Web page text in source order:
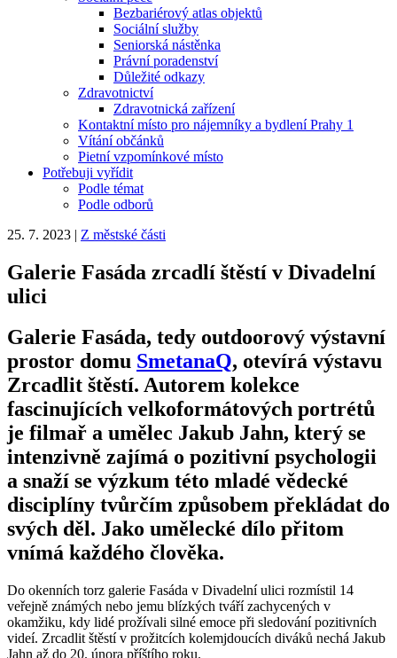
Bezbariérový atlas objektů
Sociální služby
Seniorská nástěnka
Právní poradenství
Důležité odkazy
Zdravotnictví
Zdravotnická zařízení
Kontaktní místo pro nájemníky a bydlení Prahy 1
Vítání občánků
Pietní vzpomínkové místo
Potřebuji vyřídit
Podle témat
Podle odborů
25. 7. 2023 | Z městské části
Galerie Fasáda zrcadlí štěstí v Divadelní
ulici
Galerie Fasáda, tedy outdoorový výstavní
prostor domu SmetanaQ, otevírá výstavu
Zrcadlit štěstí. Autorem kolekce
fascinujících velkoformátových portrétů
je filmař a umělec Jakub Jahn, který se
intenzivně zajímá o pozitivní psychologii
a snaží se výzkum této mladé vědecké
disciplíny tvůrčím způsobem překládat do
svých děl. Jako umělecké dílo přitom
vnímá každého člověka.
Do okenních torz galerie Fasáda v Divadelní ulici rozmístil 14
veřejně známých nebo jemu blízkých tváří zachycených v
okamžiku, kdy lidé prožívali silné emoce při sledování pozitivních
videí. Zrcadlit štěstí v prožitcích kolemjdoucích diváků nechá Jakub
Jahn až do 20. února příštího roku.